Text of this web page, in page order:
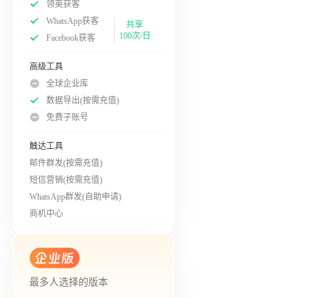
领英获客
WhatsApp获客
Facebook获客
共享
100次/日
高级工具
全球企业库
数据导出(按需充值)
免费子账号
触达工具
邮件群发(按需充值)
短信营销(按需充值)
WhatsApp群发(自助申请)
商机中心
最多人选择的版本